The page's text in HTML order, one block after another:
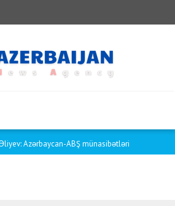
Bu, avtomobil işçilərinin bir maa..